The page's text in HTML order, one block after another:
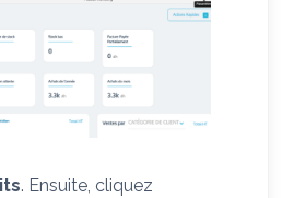
. Ensuite, cliquez